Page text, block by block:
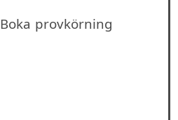
Boka provkörning